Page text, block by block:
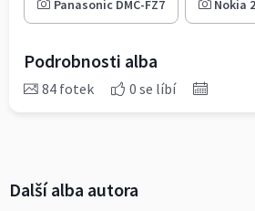
Panasonic DMC-FZ7 Nokia
Podrobnosti alba
84 fotek 0 se líbí
Další alba autora